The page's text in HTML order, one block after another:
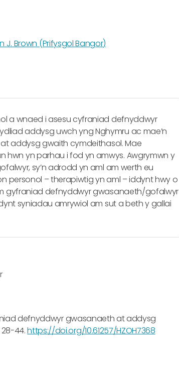
J. Brown (Prifysgol Bangor)
a wnaed i asesu cyfraniad defnyddwyr
addysg uwch yng Nghymru ac mae’n
addysg gwaith cymdeithasol. Mae
yn parhau i fod yn amwys. Awgrymwn y
sy’n adrodd yn aml am werth eu
personol – therapiwtig yn aml – iddynt hwy o
gyfraniad defnyddwyr gwasanaeth/gofalwyr
syniadau amrywiol am sut a beth y gallai
defnyddwyr gwasanaeth at addysg
28-44.https://doi.org/10.61257/HZOH7368